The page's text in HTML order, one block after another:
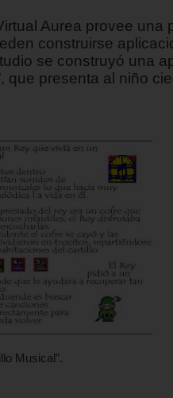
Aurea provee una
construirse
se construyó una
que presenta al niño
Musical”.